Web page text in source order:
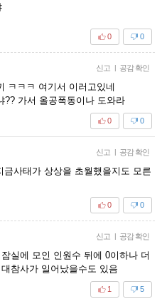
0
0
신고 | 공감 확인
ㅋㅋㅋ 여기서 이러고있네
?? 가서 올공폭동이나 도와라
0
0
신고 | 공감 확인
사태가 상상을 초월했을지도 모른
0
0
신고 | 공감 확인
실에 모인 인원수 뒤에 0이하나 더
참사가 일어났을수도 있음
5
1